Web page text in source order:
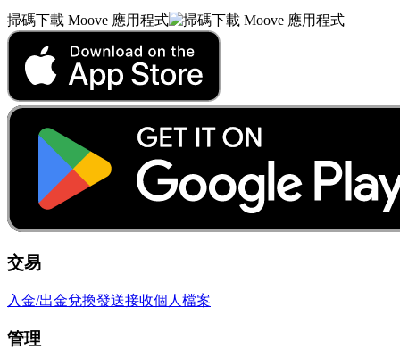
掃碼下載 Moove 應用程式
交易
入金/出金兌換發送接收個人檔案
管理